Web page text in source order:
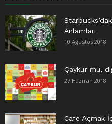
Anlamları
10 Ağustos 2018
Çaykur mu,
27 Haziran 2018
Cafe Açmak